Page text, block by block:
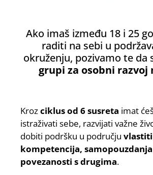
Ako imaš između 18 i 25
raditi na sebi u
okruženju, pozivamo te da
grupi za osobni razvoj
Krozciklus od 6 susreta imat
istraživati sebe, razvijati važne
dobiti podršku u području
kompetencija,
povezanosti s drugima.